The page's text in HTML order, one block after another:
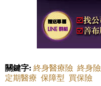
關鍵字: 終身醫療險 終身險
定期醫療 保障型 買保險